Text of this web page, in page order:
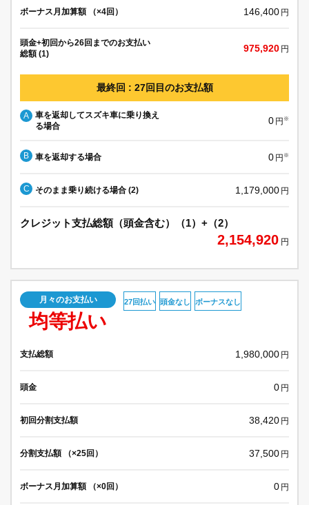
ボーナス月加算額 （×4回） 146,400 円
頭金+初回から26回までのお支払い
総額 (1)
975,920 円
最終回 : 27回目のお支払額
A
車を返却してスズキ車に乗り換え
る場合
0 円 ※
B 車を返却する場合 0 円 ※
C そのまま乗り続ける場合 (2) 1,179,000 円
クレジット支払総額（頭金含む）（1）+（2）
2,154,920 円
月々のお支払い
均等払い
27回払い 頭金なし ボーナスなし
支払総額 1,980,000 円
頭金 0 円
初回分割支払額 38,420 円
分割支払額 （×25回） 37,500 円
ボーナス月加算額 （×0回） 0 円